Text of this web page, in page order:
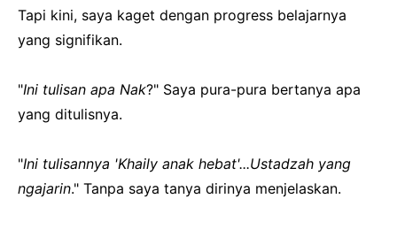
Tapi kini, saya kaget dengan progress belajarnya
yang signifikan.
"Ini tulisan apa Nak?" Saya pura-pura bertanya apa
yang ditulisnya.
"Ini tulisannya 'Khaily anak hebat'...Ustadzah yang
ngajarin." Tanpa saya tanya dirinya menjelaskan.